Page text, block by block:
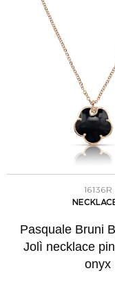
16136R
Pasquale Bruni
Jolì necklace
onyx